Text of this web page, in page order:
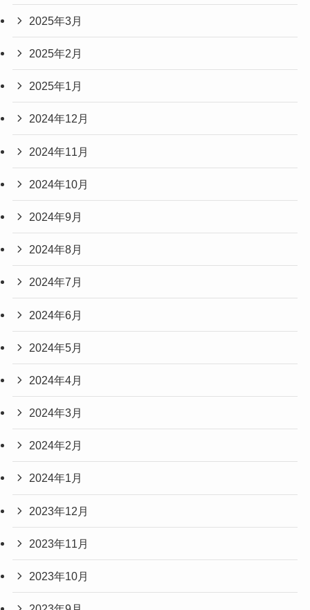
2025年3月
2025年2月
2025年1月
2024年12月
2024年11月
2024年10月
2024年9月
2024年8月
2024年7月
2024年6月
2024年5月
2024年4月
2024年3月
2024年2月
2024年1月
2023年12月
2023年11月
2023年10月